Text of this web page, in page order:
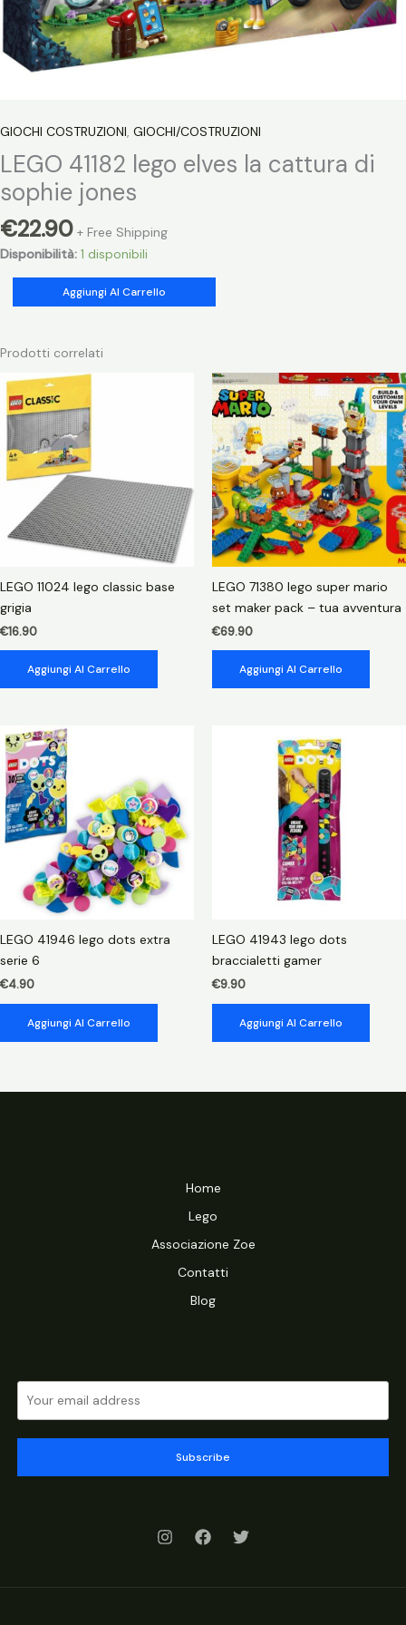
GIOCHI COSTRUZIONI, GIOCHI/COSTRUZIONI
LEGO 41182 lego elves la cattura di
sophie jones
€22.90 + Free Shipping
Disponibilità: 1 disponibili
41182
elves
cattura
di
sophie
jones
quantità
Aggiungi Al Carrello
Prodotti correlati
LEGO 11024 lego classic base
grigia
€16.90
Aggiungi Al Carrello
LEGO 71380 lego super mario
set maker pack – tua avventura
€69.90
Aggiungi Al Carrello
LEGO 41946 lego dots extra
serie 6
€4.90
Aggiungi Al Carrello
LEGO 41943 lego dots
braccialetti gamer
€9.90
Aggiungi Al Carrello
Home
Lego
Associazione Zoe
Contatti
Blog
Subscribe